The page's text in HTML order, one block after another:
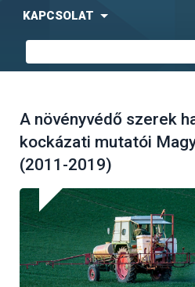
KAPCSOLAT
A növényvédő szerek
kockázati mutatói
(2011-2019)